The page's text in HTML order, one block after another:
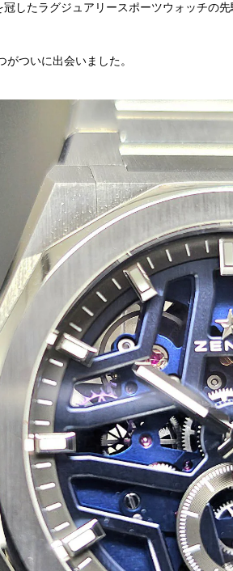
したラグジュアリースポーツウォッチの
ついに出会いました。